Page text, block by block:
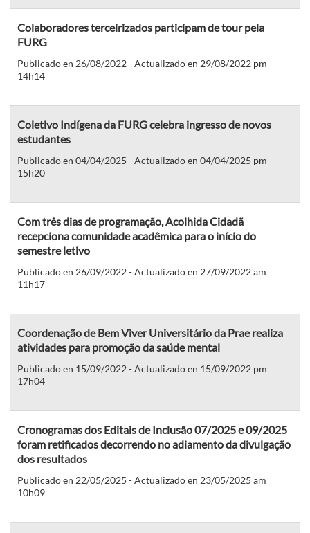
Colaboradores terceirizados participam de tour pela
FURG
Publicado en 26/08/2022 - Actualizado en 29/08/2022 pm
14h14
Coletivo Indígena da FURG celebra ingresso de novos
estudantes
Publicado en 04/04/2025 - Actualizado en 04/04/2025 pm
15h20
Com três dias de programação, Acolhida Cidadã
recepciona comunidade acadêmica para o início do
semestre letivo
Publicado en 26/09/2022 - Actualizado en 27/09/2022 am
11h17
Coordenação de Bem Viver Universitário da Prae realiza
atividades para promoção da saúde mental
Publicado en 15/09/2022 - Actualizado en 15/09/2022 pm
17h04
Cronogramas dos Editais de Inclusão 07/2025 e 09/2025
foram retificados decorrendo no adiamento da divulgação
dos resultados
Publicado en 22/05/2025 - Actualizado en 23/05/2025 am
10h09